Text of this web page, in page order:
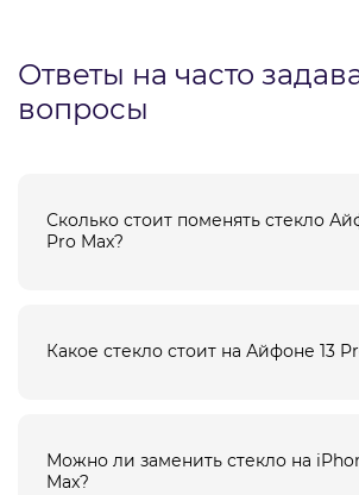
Ответы на часто
вопросы
Сколько стоит поменять стекло
Pro Max?
Какое стекло стоит на Айфоне 13
Можно ли заменить стекло на
Max?